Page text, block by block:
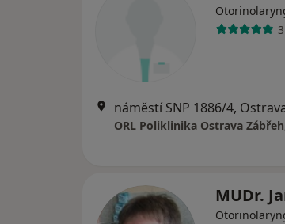
náměstí SNP 1886/4,
ORL Poliklinika Ostrava
MUDr.